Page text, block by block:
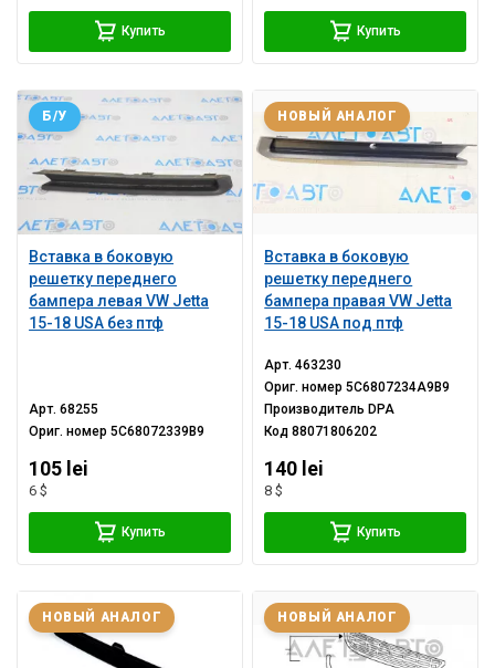
Купить Купить
Вставка в боковую
решетку переднего
бампера левая VW Jetta
15-18 USA без птф
Б/У
Арт.68255
Ориг. номер5C68072339B9
105 lei
6 $
Купить
Вставка в боковую
решетку переднего
бампера правая VW Jetta
15-18 USA под птф
НОВЫЙ АНАЛОГ
Арт.463230
Ориг. номер5C6807234A9B9
Производитель DPA
Код88071806202
140 lei
8 $
Купить
НОВЫЙ АНАЛОГ НОВЫЙ АНАЛОГ